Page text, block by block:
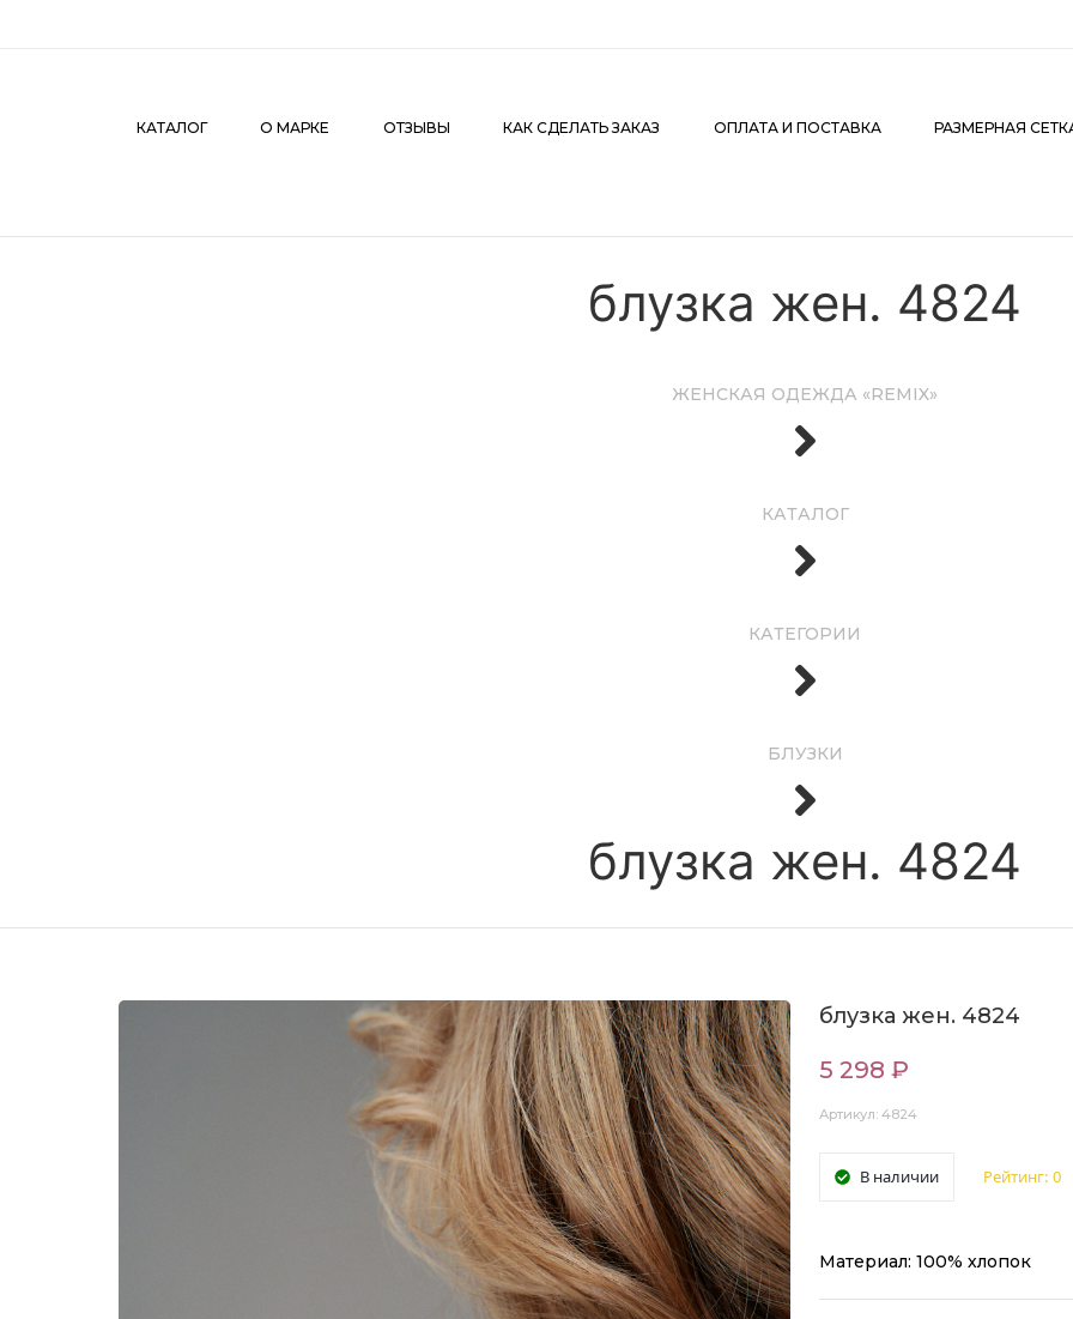
КАТАЛОГ О МАРКЕ ОТЗЫВЫ КАК СДЕЛАТЬ ЗАКАЗ ОПЛАТА И ПОСТАВКА РАЗМЕРНАЯ
блузка жен. 4824
ЖЕНСКАЯ ОДЕЖДА «REMIX»
КАТАЛОГ
КАТЕГОРИИ
БЛУЗКИ
блузка жен. 4824
блузка жен. 4824
5 298 ₽
Артикул: 4824
В наличии Рейтинг: 0
Материал: 100% хлопок